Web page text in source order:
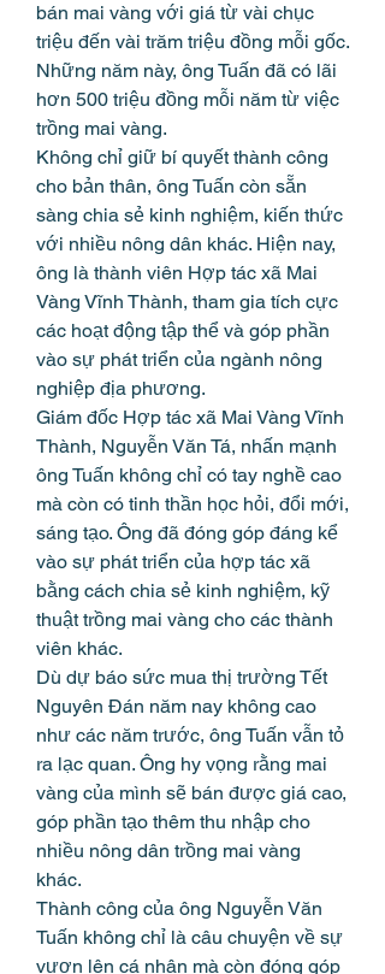
bán mai vàng với giá từ vài chục
triệu đến vài trăm triệu đồng mỗi gốc.
Những năm này, ông Tuấn đã có lãi
hơn 500 triệu đồng mỗi năm từ việc
trồng mai vàng.
Không chỉ giữ bí quyết thành công
cho bản thân, ông Tuấn còn sẵn
sàng chia sẻ kinh nghiệm, kiến thức
với nhiều nông dân khác. Hiện nay,
ông là thành viên Hợp tác xã Mai
Vàng Vĩnh Thành, tham gia tích cực
các hoạt động tập thể và góp phần
vào sự phát triển của ngành nông
nghiệp địa phương.
Giám đốc Hợp tác xã Mai Vàng Vĩnh
Thành, Nguyễn Văn Tá, nhấn mạnh
ông Tuấn không chỉ có tay nghề cao
mà còn có tinh thần học hỏi, đổi mới,
sáng tạo. Ông đã đóng góp đáng kể
vào sự phát triển của hợp tác xã
bằng cách chia sẻ kinh nghiệm, kỹ
thuật trồng mai vàng cho các thành
viên khác.
Dù dự báo sức mua thị trường Tết
Nguyên Đán năm nay không cao
như các năm trước, ông Tuấn vẫn tỏ
ra lạc quan. Ông hy vọng rằng mai
vàng của mình sẽ bán được giá cao,
góp phần tạo thêm thu nhập cho
nhiều nông dân trồng mai vàng
khác.
Thành công của ông Nguyễn Văn
Tuấn không chỉ là câu chuyện về sự
vươn lên cá nhân mà còn đóng góp